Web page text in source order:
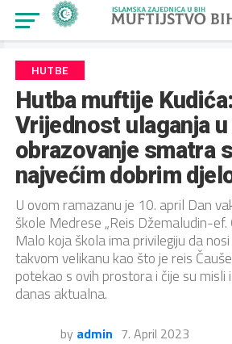
HUTBE
Hutba muftije Kudića:
Vrijednost ulaganja u
obrazovanje smatra
najvećim dobrim
U ovom ramazanu je 10. april Dan
škole Medrese „Reis Džemaludin-ef.
Malo koja škola ima privilegiju da
takvom velikanu kao što je reis
potekao s ovih prostora i čije su misli
danas aktualna.
by admin 7. April 2023